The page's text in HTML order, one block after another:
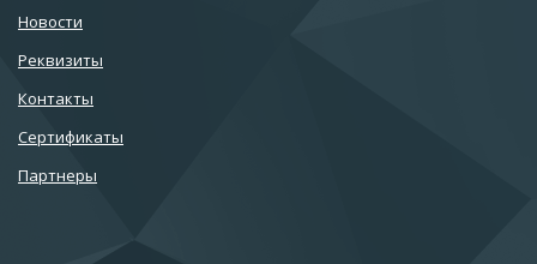
Новости
Реквизиты
Контакты
Сертификаты
Партнеры